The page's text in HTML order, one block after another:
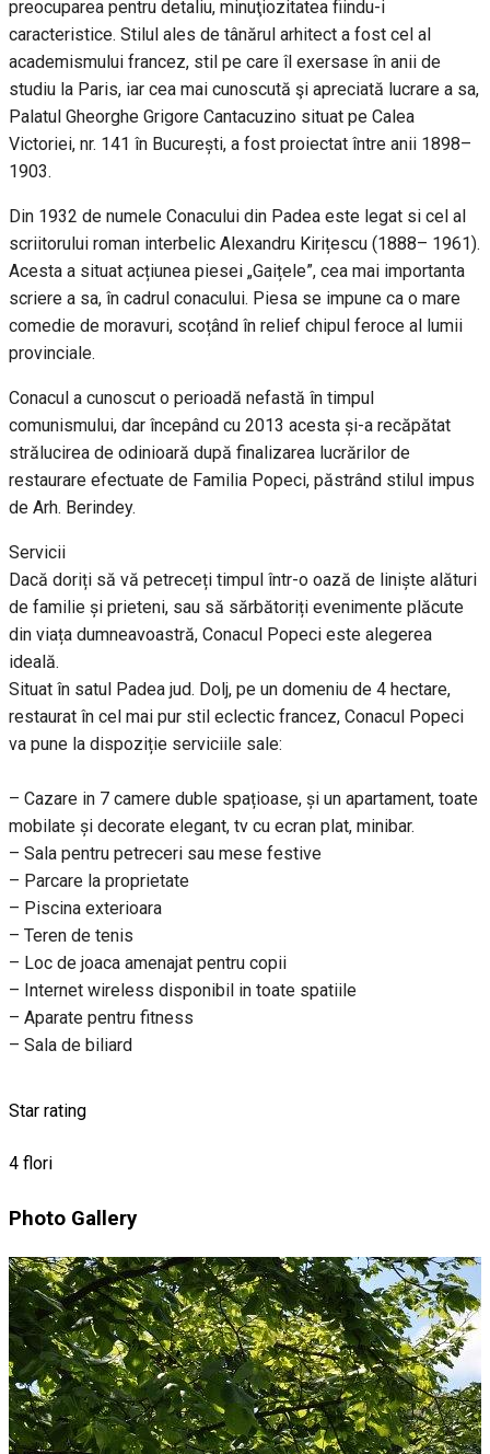
preocuparea pentru detaliu, minuţiozitatea fiindu-i
caracteristice. Stilul ales de tânărul arhitect a fost cel al
academismului francez, stil pe care îl exersase în anii de
studiu la Paris, iar cea mai cunoscută şi apreciată lucrare a sa,
Palatul Gheorghe Grigore Cantacuzino situat pe Calea
Victoriei, nr. 141 în București, a fost proiectat între anii 1898–
1903.
Din 1932 de numele Conacului din Padea este legat si cel al
scriitorului roman interbelic Alexandru Kirițescu (1888– 1961).
Acesta a situat acțiunea piesei „Gaițele”, cea mai importanta
scriere a sa, în cadrul conacului. Piesa se impune ca o mare
comedie de moravuri, scoțând în relief chipul feroce al lumii
provinciale.
Conacul a cunoscut o perioadă nefastă în timpul
comunismului, dar începând cu 2013 acesta și-a recăpătat
strălucirea de odinioară după finalizarea lucrărilor de
restaurare efectuate de Familia Popeci, păstrând stilul impus
de Arh. Berindey.
Servicii
Dacă doriți să vă petreceți timpul într-o oază de liniște alături
de familie și prieteni, sau să sărbătoriți evenimente plăcute
din viața dumneavoastră, Conacul Popeci este alegerea
ideală.
Situat în satul Padea jud. Dolj, pe un domeniu de 4 hectare,
restaurat în cel mai pur stil eclectic francez, Conacul Popeci
va pune la dispoziție serviciile sale:
– Cazare in 7 camere duble spațioase, și un apartament, toate
mobilate și decorate elegant, tv cu ecran plat, minibar.
– Sala pentru petreceri sau mese festive
– Parcare la proprietate
– Piscina exterioara
– Teren de tenis
– Loc de joaca amenajat pentru copii
– Internet wireless disponibil in toate spatiile
– Aparate pentru fitness
– Sala de biliard
Star rating
4 flori
Photo Gallery